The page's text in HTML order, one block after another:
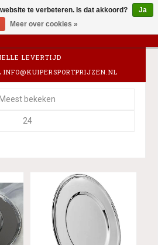
0
LEVERTIJD
INFO@KUIPERSPORTPRIJZEN.NL
Meest bekeken
24
te verbeteren. Is dat akkoord?
Ja
Meer over cookies »